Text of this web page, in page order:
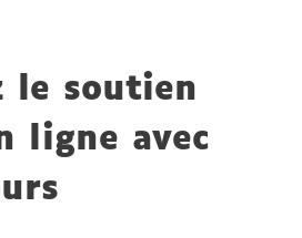
le soutien
ligne avec